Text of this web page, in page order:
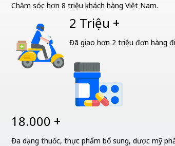
Chăm sóc hơn 8 triệu khách hàng Việt Nam.
2 Triệu +
Đã giao hơn 2 triệu đơn hàng
18.000 +
Đa dạng thuốc, thực phẩm bổ sung, dược mỹ